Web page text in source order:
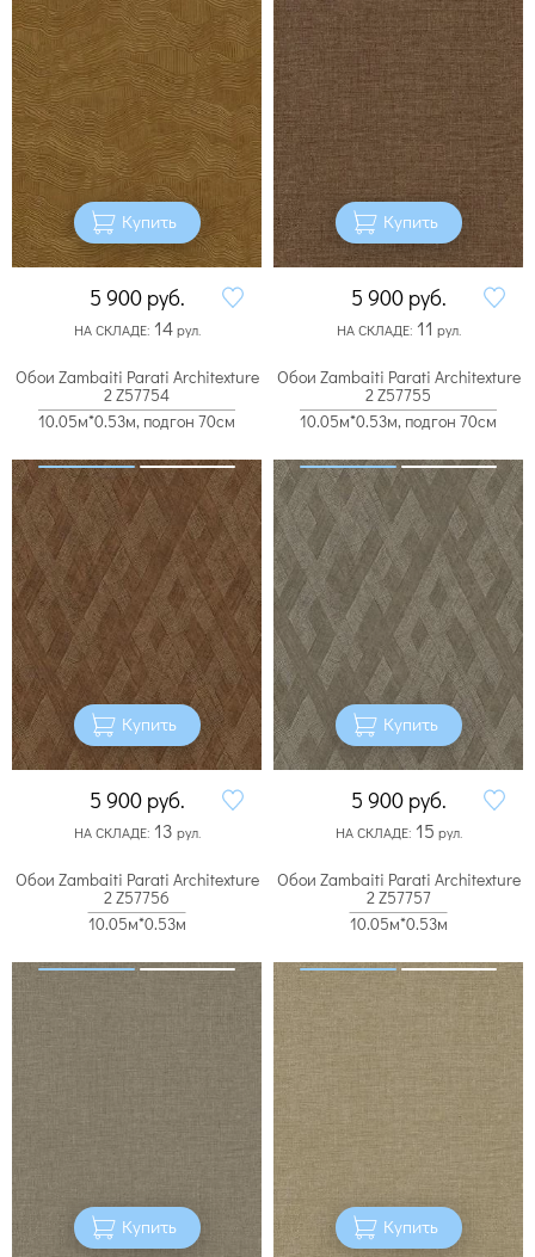
Купить
5 900 руб.
НА СКЛАДЕ: 14рул.
Купить
5 900 руб.
НА СКЛАДЕ: 11 рул.
Обои Zambaiti Parati Architexture
2 Z57754
10.05м*0.53м, подгон 70см
Купить
5 900 руб.
НА СКЛАДЕ: 13 рул.
Обои Zambaiti Parati Architexture
2 Z57755
10.05м*0.53м, подгон 70см
Купить
5 900 руб.
НА СКЛАДЕ: 15 рул.
Обои Zambaiti Parati Architexture
2 Z57756
10.05м*0.53м
Купить
Обои Zambaiti Parati Architexture
2 Z57757
10.05м*0.53м
Купить